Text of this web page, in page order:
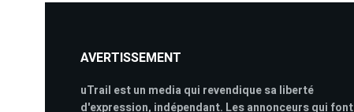
AVERTISSEMENT
uTrail est un media qui revendique sa liberté
d'expression, indépendant. Les annonceurs qui font